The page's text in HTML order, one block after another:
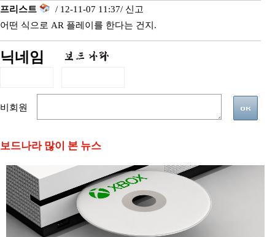
프리스트 / 12-11-07 11:37/ 신고
어떤 식으로 AR 플레이를 한다는 건지.
닉네임
비회원
보드나라 많이 본 뉴스